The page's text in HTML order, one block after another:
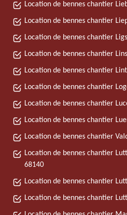
Location de bennes chantier
Location de bennes chantier
Location de bennes chantier
Location de bennes chantier
Location de bennes chantier
Location de bennes chantier
Location de bennes chantier
Location de bennes chantier
Location de bennes chantier
Location de bennes chantier
68140
Location de bennes chantier
Location de bennes chantier